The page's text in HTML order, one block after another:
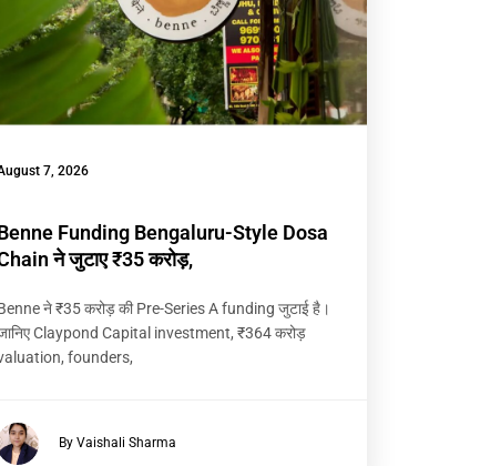
7, 2026
Funding Bengaluru-Style Dosa
ने जुटाए ₹35 करोड़,
ने ₹35 करोड़ की Pre-Series A funding जुटाई है।
Claypond Capital investment, ₹364 करोड़
founders,
By Vaishali Sharma